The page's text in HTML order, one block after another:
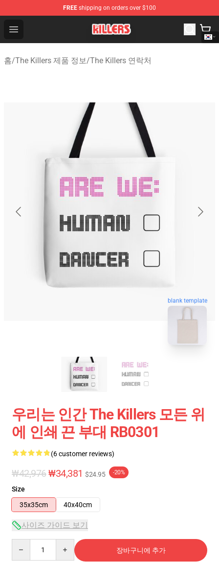
FREE shipping on orders over $100
Open menu
The Killers Shop - Official The Killers Merchandise Store
홈/The Killers 제품 정보/The Killers 연락처
blank template
우리는 인간 The Killers 모든 위
에 인쇄 끈 부대 RB0301
(6 customer reviews)
₩42,976₩34,381 $24.95 -20%
Size
35x35cm
40x40cm
사이즈 가이드 보기
장바구니에 추가